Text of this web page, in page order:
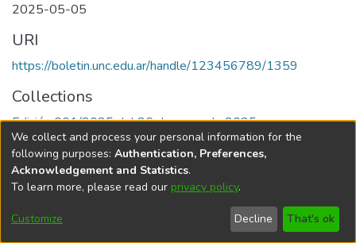
2025-05-05
URI
https://boletin.unc.edu.ar/handle/123456789/1359
Collections
Edición 001/2025 del 26 de mayo de 2025
Universidad Nacional de Córdoba
We collect and process your personal information for the
following purposes: Authentication, Preferences,
Acknowledgement and Statistics.
To learn more, please read our privacy policy.
Customize Decline That's ok